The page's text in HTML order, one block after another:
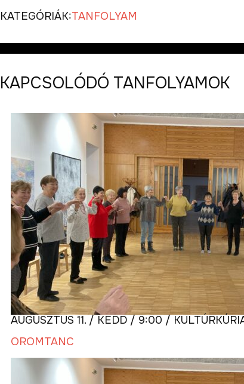
KATEGÓRIÁK:TANFOLYAM
KAPCSOLÓDÓ TANFOLYAMOK
AUGUSZTUS 11. / KEDD / 9:00 /
ÖRÖMTÁNC